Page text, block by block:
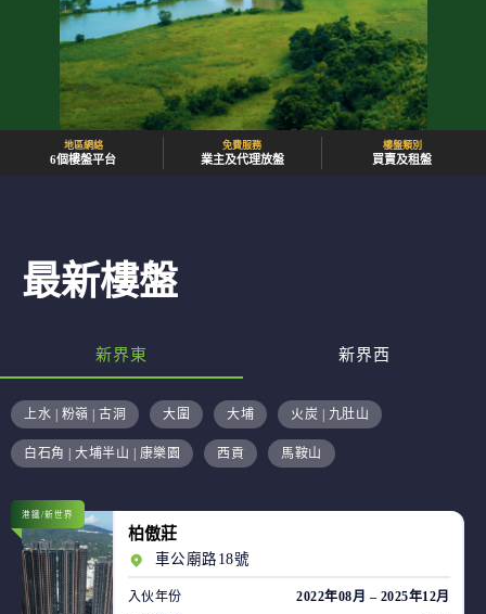
地區網絡
6個樓盤平台
免費服務
業主及代理放盤
樓盤類別
買賣及租盤
最新樓盤
新界東 新界西
上水 | 粉嶺 | 古洞 大圍 大埔 火炭 | 九肚山
白石角 | 大埔半山 | 康樂園 西貢 馬鞍山
港鐵/新世界
柏傲莊
車公廟路18號
入伙年份
2022年08月 – 2025年12月